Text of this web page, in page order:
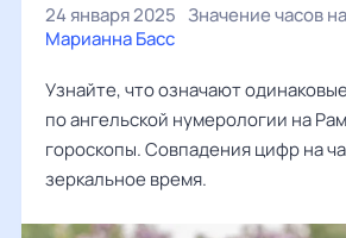
24 января 2025 Значение часов
Марианна Басс
Узнайте, что означают
по ангельской нумерологии на
гороскопы. Совпадения цифр на
зеркальное время.